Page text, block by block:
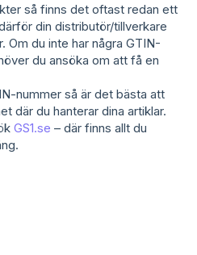
så finns det oftast redan ett
din distributör/tillverkare
Om du inte har några GTIN-
du ansöka om att få en
nummer så är det bästa att
där du hanterar dina artiklar.
GS1.se – där finns allt du